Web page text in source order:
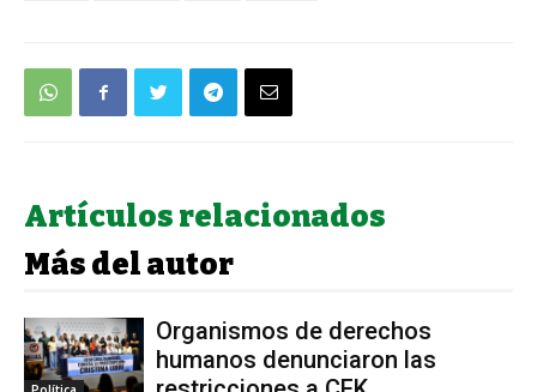
Artículos relacionados
Más del autor
Organismos de derechos
humanos denunciaron las